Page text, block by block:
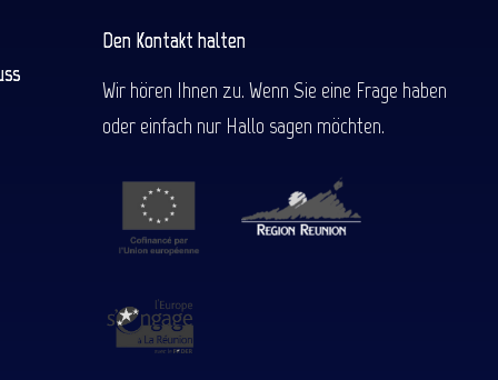
Den Kontakt halten
Wir hören Ihnen zu. Wenn Sie eine Frage haben
oder einfach nur Hallo sagen möchten.